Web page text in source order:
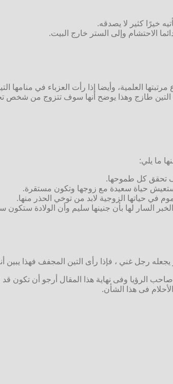
خيرًا كثير لا يصدقه.
الاحتشام وإلى الستر خارج البيت.
العلمية، وأيضا إذا رأت العزباء في منامها
التين طازج وهذا يوضح أنها سوف تتزوج من
ما يلي:
تحقق كل طموحها.
ستعيش حياة سعيدة مع زوجها وتكون مستقرة.
في حياتها الزوجية لابد من توخي الحذر منها.
السار لها بأن جنينها سليم وأن الولادة ستكون
يجعله رجل غني ، فإذا رأى التين المجفف فهذا
صاحب الرؤيا وفى نهاية هذا المقال أرجو أن
فى هذا الشأن.